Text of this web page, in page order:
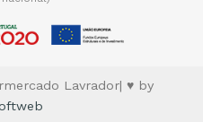
Lavrador| ♥ by